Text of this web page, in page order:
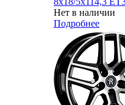
Нет в наличии
Подробнее